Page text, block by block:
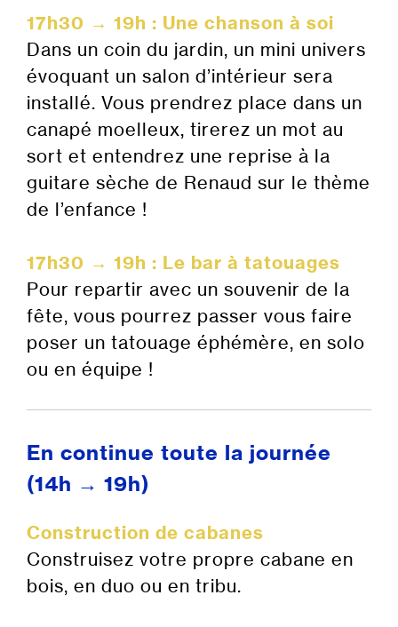
17h30 → 19h : Une chanson à soi
Dans un coin du jardin, un mini univers
évoquant un salon d’intérieur sera
installé. Vous prendrez place dans un
canapé moelleux, tirerez un mot au
sort et entendrez une reprise à la
guitare sèche de Renaud sur le thème
de l’enfance !
17h30 → 19h : Le bar à tatouages
Pour repartir avec un souvenir de la
fête, vous pourrez passer vous faire
poser un tatouage éphémère, en solo
ou en équipe !
En continue toute la journée
(14h → 19h)
Construction de cabanes
Construisez votre propre cabane en
bois, en duo ou en tribu.